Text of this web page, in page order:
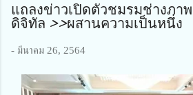
แถลงข่าวเปิดตัวชมรมช่างภา
ดิจิทัล >>ผสานความเป็นหนึ่ง
- มีนาคม 26, 2564